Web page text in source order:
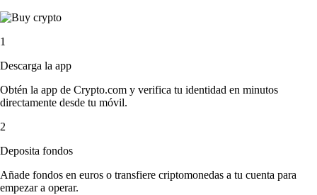
1
Descarga la app
Obtén la app de Crypto.com y verifica tu identidad en minutos
directamente desde tu móvil.
2
Deposita fondos
Añade fondos en euros o transfiere criptomonedas a tu cuenta para
empezar a operar.